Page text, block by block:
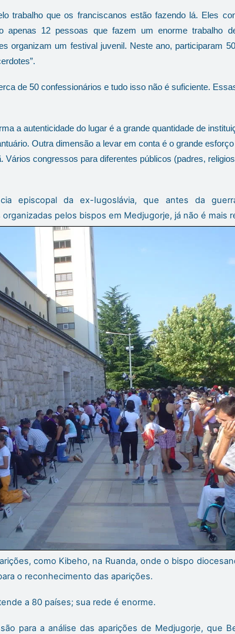
trabalho que os franciscanos estão fazendo lá. Eles
apenas 12 pessoas que fazem um enorme trabalho
organizam um festival juvenil. Neste ano, participaram
de 50 confessionários e tudo isso não é suficiente.
a autenticidade do lugar é a grande quantidade de
Outra dimensão a levar em conta é o grande
Vários congressos para diferentes públicos (padres,
episcopal da ex-Iugoslávia, que antes da
pelos bispos em Medjugorje, já não é mais
como Kibeho, na Ruanda, onde o bispo
o reconhecimento das aparições.
a 80 países; sua rede é enorme.
para a análise das aparições de Medjugorje, que